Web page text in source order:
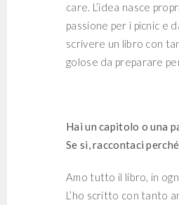
care. L’idea nasce
passione per i picnic e
scrivere un libro con
golose da preparare
Hai un capitolo o una
Se sì, raccontaci
Amo tutto il libro, in
L’ho scritto con tanto